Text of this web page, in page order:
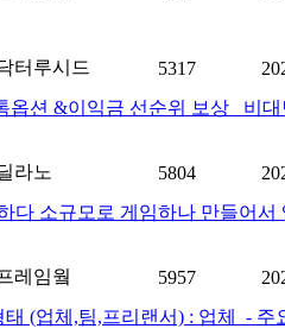
터루시드 5317
션 &이익금 선순위 보상 비대
라노 5804
다 소규모로 게임하나 만들어
레임웤 5957
(업체,팀,프리랜서) : 업체 ​ - 주